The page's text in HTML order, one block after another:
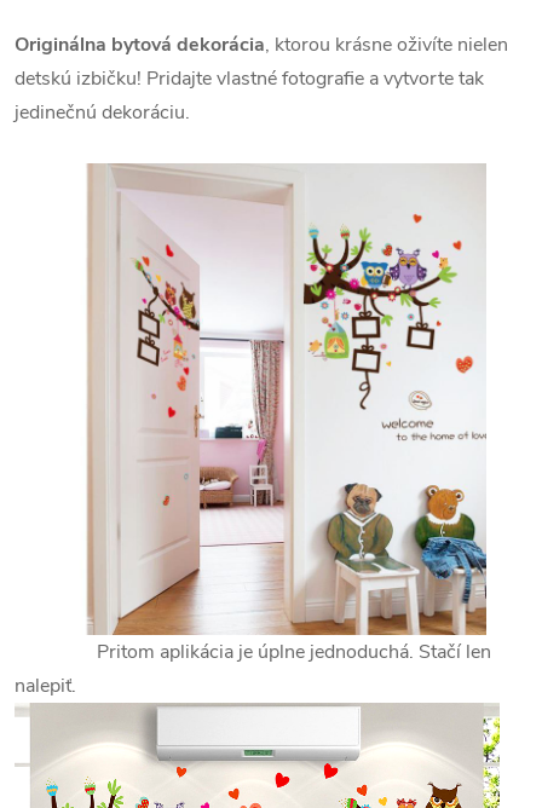
Originálna bytová dekorácia, ktorou krásne oživíte nielen
detskú izbičku! Pridajte vlastné fotografie a vytvorte tak
jedinečnú dekoráciu.
Pritom aplikácia je úplne jednoduchá. Stačí len
nalepiť.